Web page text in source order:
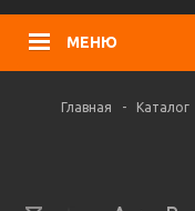
МЕНЮ
Главная - Каталог